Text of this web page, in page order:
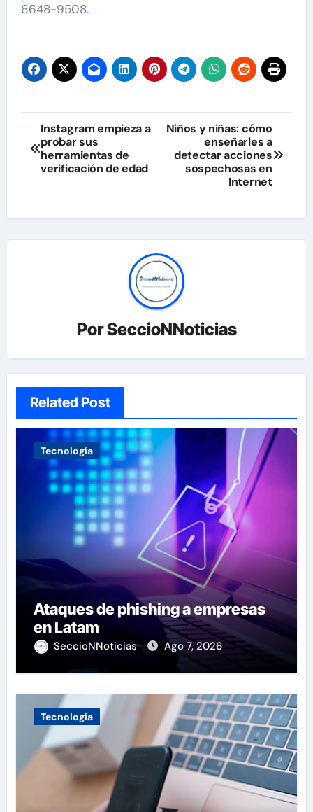
6648-9508.
Navegación
de
Instagram empieza a
probar sus
herramientas de
verificación de edad
Niños y niñas: cómo
enseñarles a
detectar acciones
sospechosas en
Internet
PorSeccioNNoticias
Related Post
Tecnología
Ataques de phishing a empresas
en Latam
SeccioNNoticias Ago 7, 2026
Tecnología